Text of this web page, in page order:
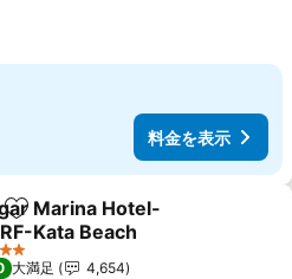
料金を表示
アお気に入りに追加
Marina Hotel-
Kata Beach
ルのランク
大満足
4,654